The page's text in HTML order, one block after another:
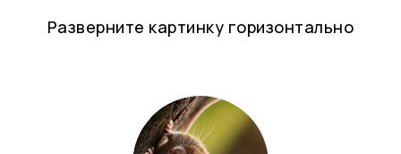
Разверните картинку горизонтально